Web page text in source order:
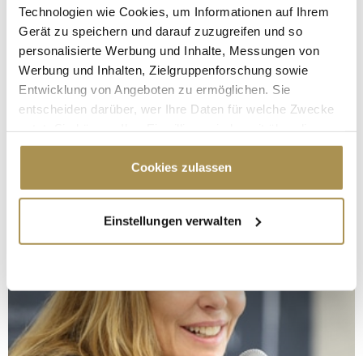
Technologien wie Cookies, um Informationen auf Ihrem
Gerät zu speichern und darauf zuzugreifen und so
personalisierte Werbung und Inhalte, Messungen von
Werbung und Inhalten, Zielgruppenforschung sowie
Entwicklung von Angeboten zu ermöglichen. Sie
entscheiden darüber, wer Ihre Daten für welche Zwecke
Cookie-Erklärung oder durch Klicken auf das Privacy
Trigger Symbol ändern oder widerrufen
Informationen über Ihre geografische Lage
erfassen, welche bis auf einige Meter genau sein
bestimmten Merkmalen (Fingerprinting) identifizieren
Erfahren Sie mehr darüber, wie Ihre persönlichen Daten
verarbeitet werden, und legen Sie Ihre Präferenzen im
Cookies zulassen
Einstellungen verwalten